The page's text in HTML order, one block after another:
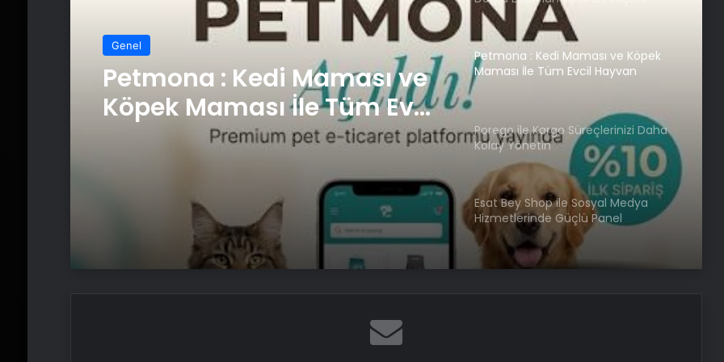
Genel
Petmona : Kedi Maması ve
Köpek Maması İle Tüm Evcil
Hayvan Ürünleri
Petmona : Kedi Maması ve Köpek
Maması İle Tüm Evcil Hayvan
Ürünleri
Porego ile Kargo Süreçlerinizi Daha
Kolay Yönetin
Esat Bey Shop ile Sosyal Medya
Hizmetlerinde Güçlü Panel
Deneyimi